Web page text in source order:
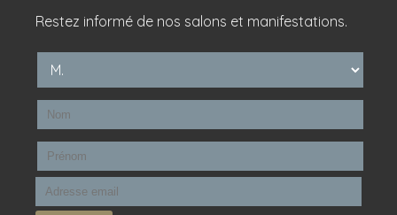
Restez informé de nos salons et manifestations.